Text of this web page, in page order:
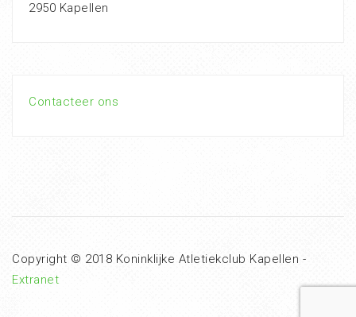
2950 Kapellen
Contacteer ons
Copyright © 2018 Koninklijke Atletiekclub Kapellen -
Extranet